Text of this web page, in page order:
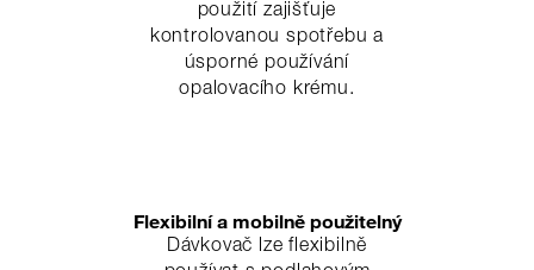
použití zajišťuje
kontrolovanou spotřebu a
úsporné používání
opalovacího krému.
Flexibilní a mobilně použitelný
Dávkovač lze flexibilně